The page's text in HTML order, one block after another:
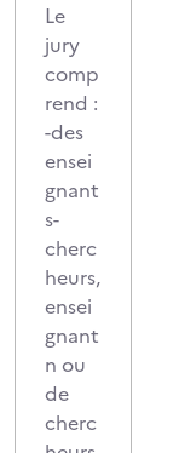
Le
jury
comp
rend :
-des
ensei
gnant
s-
cherc
heurs,
ensei
gnant
n ou
de
cherc